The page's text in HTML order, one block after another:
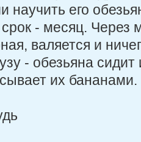
научить его
- месяц. Через
валяется и
- обезьяна сидит
их